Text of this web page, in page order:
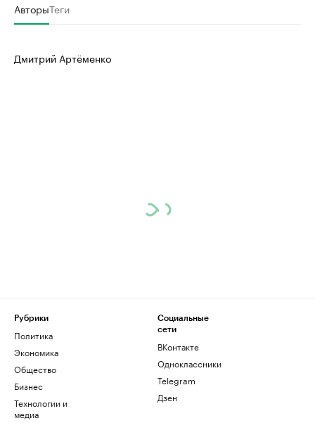
АвторыТеги
Дмитрий Артёменко
Рубрики
Политика
Экономика
Общество
Бизнес
Технологии и
медиа
Социальные
сети
ВКонтакте
Одноклассники
Telegram
Дзен